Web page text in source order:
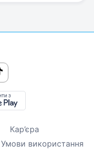
Кар’єра
Умови використання